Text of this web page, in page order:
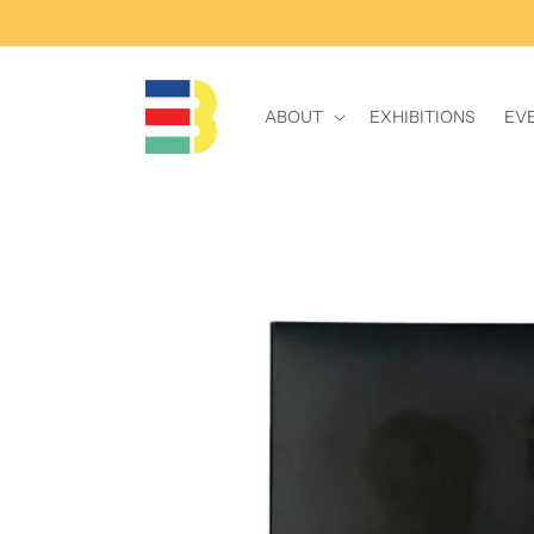
ABOUT EXHIBITIONS